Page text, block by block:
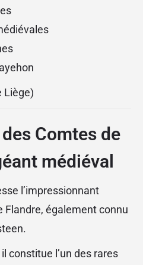
Liège)
Comtes de
médiéval
l’impressionnant
Flandre, également connu
constitue l’un des rares